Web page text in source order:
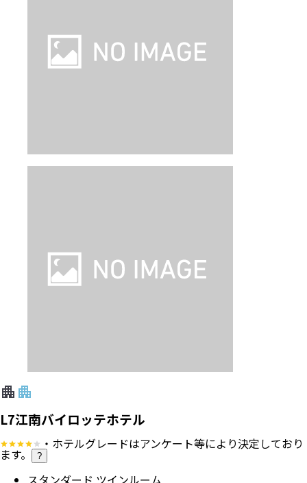
L7江南バイロッテホテル
・ホテルグレードはアンケート等により決定しており
ます。 ?
スタンダード ツインルーム